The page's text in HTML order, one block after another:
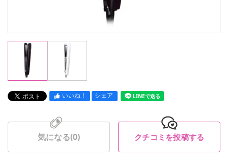
いいね！ シェア LINEで送る
気になる(0) クチコミを投稿する